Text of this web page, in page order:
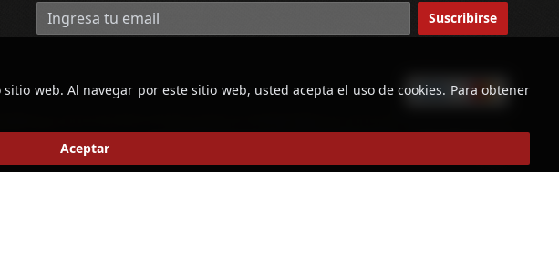
web. Al navegar por este sitio web, usted acepta el uso de cookies. Para obtener
Aceptar
Dirección de correo electrónico Suscribirse